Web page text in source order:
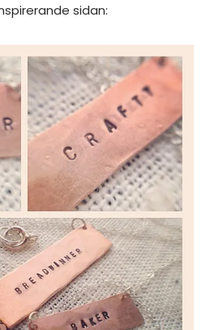
sidan: